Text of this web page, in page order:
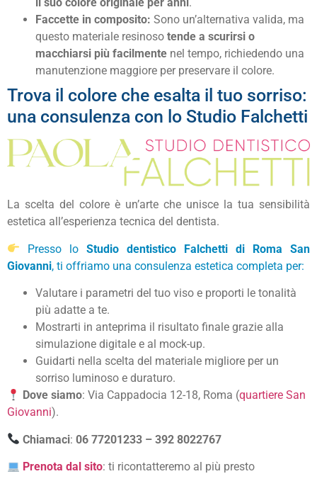
il suo colore originale per anni .
Faccette in composito: Sono un’alternativa valida, ma
questo materiale resinoso tende a scurirsi o
macchiarsi più facilmente nel tempo, richiedendo una
manutenzione maggiore per preservare il colore.
Trova il colore che esalta il tuo sorriso:
una consulenza con lo Studio Falchetti
La scelta del colore è un’arte che unisce la tua sensibilità
estetica all’esperienza tecnica del dentista.
Presso loStudio dentistico Falchetti di Roma San
Giovanni, ti offriamo una consulenza estetica completa per:
Valutare i parametri del tuo viso e proporti le tonalità
più adatte a te.
Mostrarti in anteprima il risultato finale grazie alla
simulazione digitale e al mock-up.
Guidarti nella scelta del materiale migliore per un
sorriso luminoso e duraturo.
Dove siamo: Via Cappadocia 12-18, Roma (quartiere San
Giovanni).
Chiamaci:06 77201233 – 392 8022767
Prenota dal sito: ti ricontatteremo al più presto